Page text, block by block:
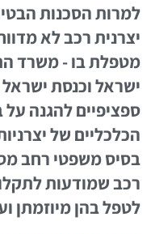
למרות הסכנות
יצרנית רכב לא
מטפלת בו - משרד
ישראל וכנסת
ספציפיים להגנה
הכלכליים של
בסיס משפטי רחב
רכב שמודעות
לטפל בהן מיוזמתן